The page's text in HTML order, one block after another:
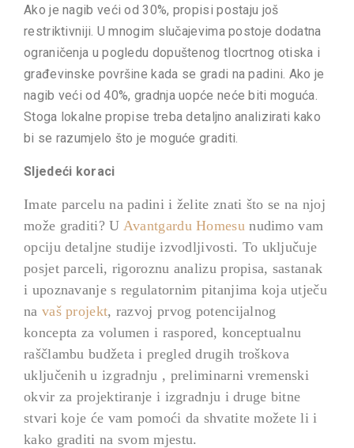
Ako je nagib veći od 30%, propisi postaju još
restriktivniji. U mnogim slučajevima postoje dodatna
ograničenja u pogledu dopuštenog tlocrtnog otiska i
građevinske površine kada se gradi na padini. Ako je
nagib veći od 40%, gradnja uopće neće biti moguća.
Stoga lokalne propise treba detaljno analizirati kako
bi se razumjelo što je moguće graditi.
Sljedeći koraci
Imate parcelu na padini i želite znati što se na njoj
može graditi? U Avantgardu Homesu nudimo vam
opciju detaljne studije izvodljivosti. To uključuje
posjet parceli, rigoroznu analizu propisa, sastanak
i upoznavanje s regulatornim pitanjima koja utječu
na vaš projekt, razvoj prvog potencijalnog
koncepta za volumen i raspored, konceptualnu
raščlambu budžeta i pregled drugih troškova
uključenih u izgradnju , preliminarni vremenski
okvir za projektiranje i izgradnju i druge bitne
stvari koje će vam pomoći da shvatite možete li i
kako graditi na svom mjestu.